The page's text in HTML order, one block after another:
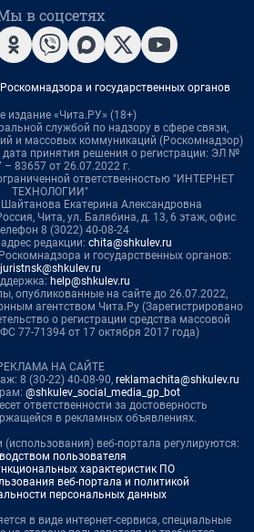
в соцсетях
и государственных органов
издание «Чита.РУ» (18+)
службой по надзору в сфере связи,
и массовых коммуникаций (Роскомнадзор)
принятия решения о регистрации: ЭЛ №
83657 от 26.07.2022 г.
ответственностью "ИНТЕРНЕТ
ТЕХНОЛОГИИ"
Екатерина Александровна
Чита, ул. Балябина, д. 13, 6 этаж, офис
8 (3022) 40-08-24
редакции: chita@shkulev.ru
и государственных органов:
juristnsk@shkulev.ru
help@shkulev.ru
опубликованные на сайте до 26.07.2022,
агентством Чита.Ру (Зарегистрировано
о регистрации средства массовой
77-71394 от 17 октября 2017 года)
НА САЙТЕ
8 (30-22) 40-08-90, reklamachita@shkulev.ru
@shkulev_social_media_gp_bot
ответственности за достоверность
в рекламных объявлениях.
(использования) веб-портала регулируются:
пользователя
характеристик ПО
веб-портала и политикой
персональных данных
в виде интернет-сервиса, специальные